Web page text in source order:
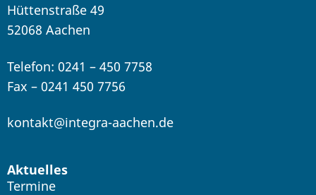
Hüttenstraße 49
52068 Aachen
Telefon: 0241 – 450 7758
Fax – 0241 450 7756
kontakt@integra-aachen.de
Aktuelles
Termine